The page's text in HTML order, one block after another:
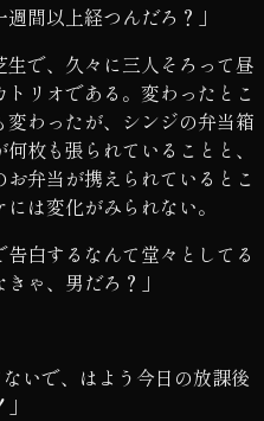
間以上経つんだろ？」
で、久々に三人そろって昼
リオである。変わったとこ
わったが、シンジの弁当箱
枚も張られていることと、
弁当が携えられているとこ
は変化がみられない。
告白するなんて堂々としてる
ゃ、男だろ？」
ないで、はよう今日の放課後